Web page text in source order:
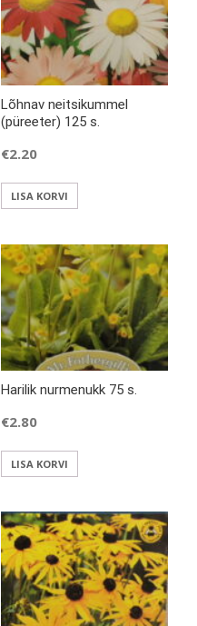
Lõhnav neitsikummel
(püreeter) 125 s.
€2.20
LISA KORVI
Harilik nurmenukk 75 s.
€2.80
LISA KORVI